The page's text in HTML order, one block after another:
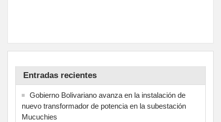
Entradas recientes
Gobierno Bolivariano avanza en la instalación de
nuevo transformador de potencia en la subestación
Mucuchies